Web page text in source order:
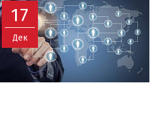
17
Дек